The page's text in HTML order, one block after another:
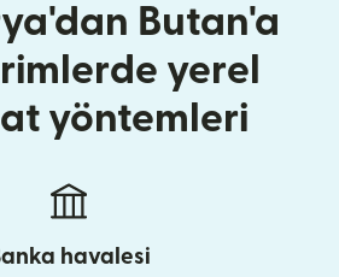
Butan'a
yerel
yöntemleri
havalesi